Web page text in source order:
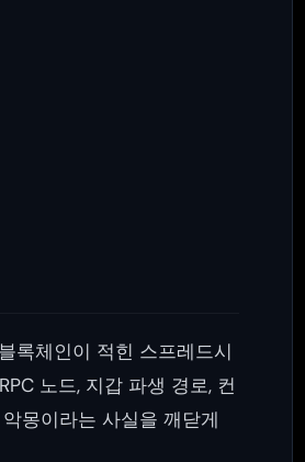
록체인이 적힌 스프레드시
노드, 지갑 파생 경로, 컨
몽이라는 사실을 깨닫게